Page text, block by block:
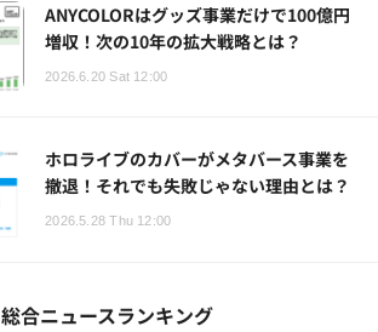
ANYCOLORはグッズ事業だけで100億円
増収！次の10年の拡大戦略とは？
2026.6.20 Sat 12:00
ホロライブのカバーがメタバース事業を
撤退！それでも失敗じゃない理由とは？
2026.5.28 Thu 12:00
総合ニュースランキング